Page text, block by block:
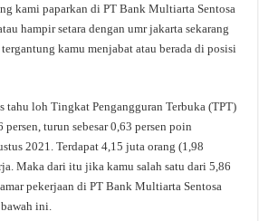
kami paparkan di PT Bank Multiarta Sentosa
hampir setara dengan umr jakarta sekarang
kamu menjabat atau berada di posisi
tahu loh Tingkat Pengangguran Terbuka (TPT)
persen, turun sebesar 0,63 persen poin
2021. Terdapat 4,15 juta orang (1,98
Maka dari itu jika kamu salah satu dari 5,86
pekerjaan di PT Bank Multiarta Sentosa
ini.